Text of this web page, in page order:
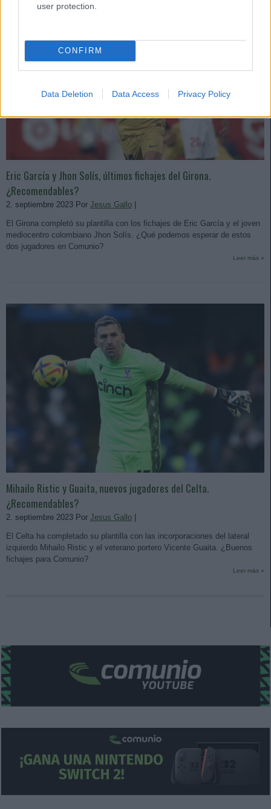
user protection.
CONFIRM
Data Deletion Data Access Privacy Policy
Eric García y Jhon Solís, últimos fichajes del Girona.
¿Recomendables?
2. septiembre 2023 Por Jesus Gallo
El Girona completó su plantilla con los fichajes de Eric García y el joven
mediocentro colombiano Jhon Solís. ¿Qué podemos esperar de estos
dos jugadores en Comunio?
Leer más »
Mihailo Ristic y Guaita, nuevos jugadores del Celta.
¿Recomendables?
2. septiembre 2023 Por Jesus Gallo
El Celta ha completado su plantilla con las incorporaciones del lateral
izquierdo Mihailo Ristic y el veterano portero Vicente Guaita. ¿Buenos
fichajes para Comunio?
Leer más »